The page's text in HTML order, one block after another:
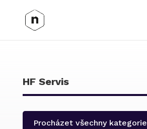
HF Servis
Procházet všechny kategorie